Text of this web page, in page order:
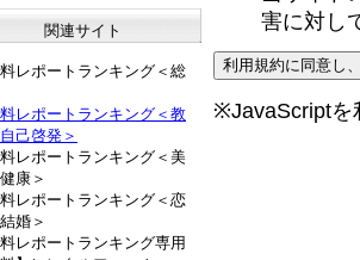
害に対し
※JavaScriptを
関連サイト
料レポートランキング＜総
レポートランキング＜教
己啓発＞
料レポートランキング＜美
康＞
料レポートランキング＜恋
婚＞
料レポートランキング専用